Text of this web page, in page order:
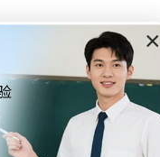
×
代表品牌